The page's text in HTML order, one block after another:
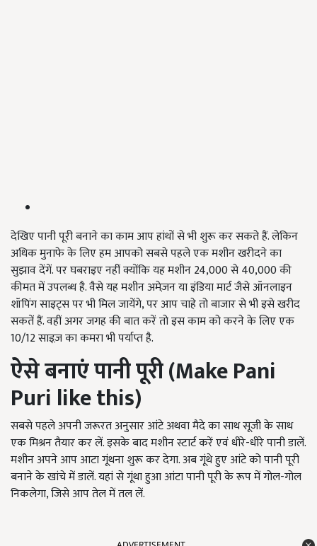
देखिए पानी पूरी बनाने का काम आप हांथों से भी शुरू कर सकते हैं. लेकिन
अधिक मुनाफे के लिए हम आपको सबसे पहले एक मशीन खरीदने का
सुझाव देंगें. पर घबराइए नहीं क्योंकि यह मशीन 24,000 से 40,000 की
कीमत में उपलब्ध है. वैसे यह मशीन अमेज़न या इंडिया मार्ट जैसे ऑनलाइन
शॉपिंग साइट्स पर भी मिल जायेंगे, पर आप चाहे तो बाजार से भी इसे खरीद
सकतें हैं. वहीं अगर जगह की बात करें तो इस काम को करने के लिए एक
10/12 साइज़ का कमरा भी पर्याप्त है.
ऐसे बनाएं पानी पूरी (Make Pani
Puri like this)
सबसे पहले अपनी जरूरत अनुसार आंटे अथवा मैदे का साथ सूजी के साथ
एक मिश्रन तैयार कर लें. इसके बाद मशीन स्टार्ट करें एवं धीरे-धीरे पानी डालें.
मशीन अपने आप आटा गूंथना शुरू कर देगा. अब गूंथे हुए आंटे को पानी पूरी
बनाने के खांचे में डालें. यहां से गूंथा हुआ आंटा पानी पूरी के रूप में गोल-गोल
निकलेगा, जिसे आप तेल में तल लें.